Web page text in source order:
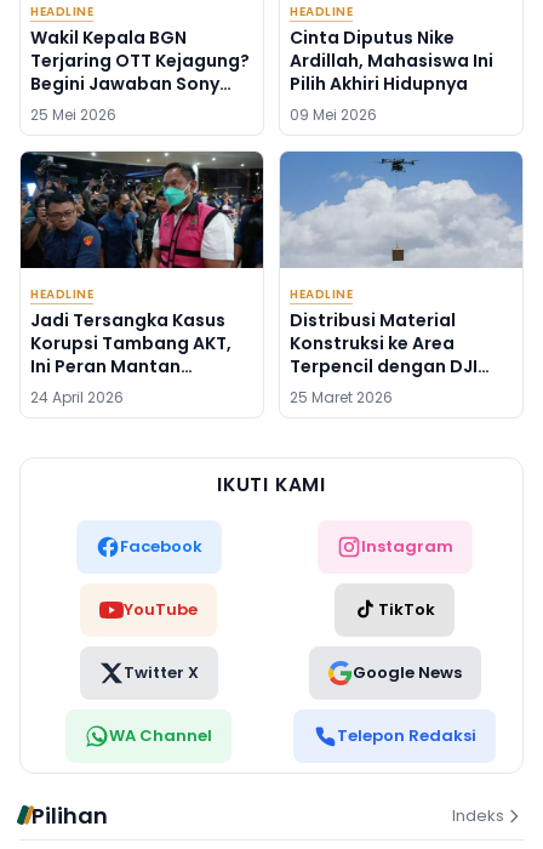
HEADLINE
Wakil Kepala BGN
Terjaring OTT Kejagung?
Begini Jawaban Sony
Sonjaya
25 Mei 2026
HEADLINE
Cinta Diputus Nike
Ardillah, Mahasiswa Ini
Pilih Akhiri Hidupnya
09 Mei 2026
HEADLINE
Jadi Tersangka Kasus
Korupsi Tambang AKT,
Ini Peran Mantan
Syahbandar Rangga
Ilung
24 April 2026
HEADLINE
Distribusi Material
Konstruksi ke Area
Terpencil dengan DJI
FlyCart 100
25 Maret 2026
IKUTI KAMI
Facebook Instagram
YouTube TikTok
Twitter X Google News
WA Channel Telepon Redaksi
Pilihan Indeks